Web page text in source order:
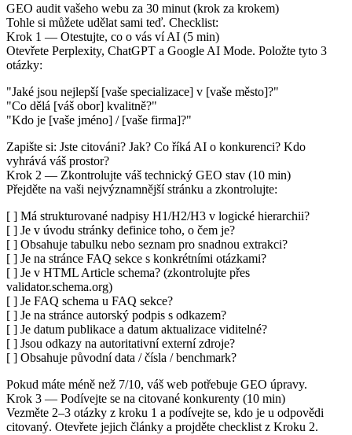
GEO audit vašeho webu za 30 minut (krok za krokem)
Tohle si můžete udělat sami teď. Checklist:
Krok 1 — Otestujte, co o vás ví AI (5 min)
Otevřete Perplexity, ChatGPT a Google AI Mode. Položte tyto 3
otázky:
"Jaké jsou nejlepší [vaše specializace] v [vaše město]?"
"Co dělá [váš obor] kvalitně?"
"Kdo je [vaše jméno] / [vaše firma]?"
Zapište si: Jste citováni? Jak? Co říká AI o konkurenci? Kdo
vyhrává váš prostor?
Krok 2 — Zkontrolujte váš technický GEO stav (10 min)
Přejděte na vaši nejvýznamnější stránku a zkontrolujte:
[ ] Má strukturované nadpisy H1/H2/H3 v logické hierarchii?
[ ] Je v úvodu stránky definice toho, o čem je?
[ ] Obsahuje tabulku nebo seznam pro snadnou extrakci?
[ ] Je na stránce FAQ sekce s konkrétními otázkami?
[ ] Je v HTML Article schema? (zkontrolujte přes
validator.schema.org)
[ ] Je FAQ schema u FAQ sekce?
[ ] Je na stránce autorský podpis s odkazem?
[ ] Je datum publikace a datum aktualizace viditelné?
[ ] Jsou odkazy na autoritativní externí zdroje?
[ ] Obsahuje původní data / čísla / benchmark?
Pokud máte méně než 7/10, váš web potřebuje GEO úpravy.
Krok 3 — Podívejte se na citované konkurenty (10 min)
Vezměte 2–3 otázky z kroku 1 a podívejte se, kdo je u odpovědi
citovaný. Otevřete jejich články a projděte checklist z Kroku 2.